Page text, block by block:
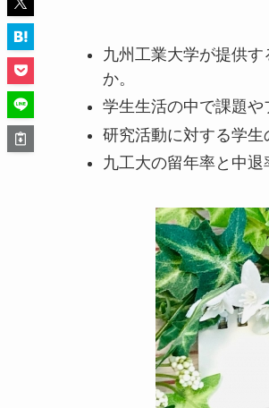
九州工業大学が提供
か。
学生生活の中で課題や
研究活動に対する学生
九工大の留年率と中退